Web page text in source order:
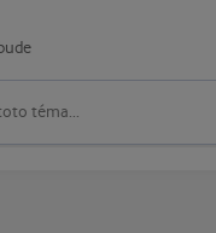
téma...